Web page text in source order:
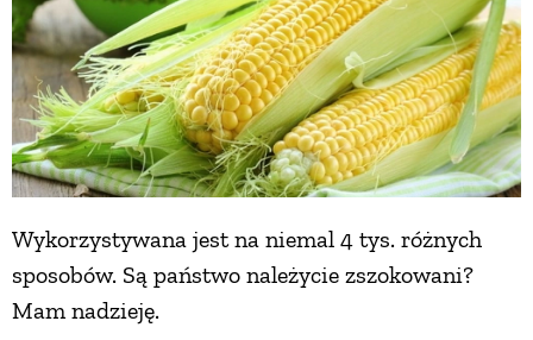
Wykorzystywana jest na niemal 4 tys. różnych
sposobów. Są państwo należycie zszokowani?
Mam nadzieję.